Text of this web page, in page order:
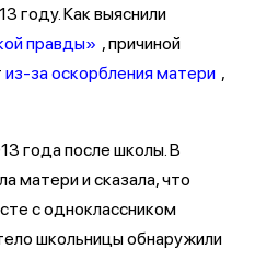
году. Как выяснили
правды» , причиной
из-за оскорбления матери ,
года после школы. В
матери и сказала, что
с одноклассником
школьницы обнаружили